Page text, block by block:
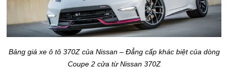
Bảng giá xe ô tô 370Z của Nissan – Đẳng cấp khác biệt của dòng
Coupe 2 cửa từ Nissan 370Z